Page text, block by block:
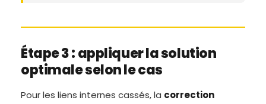
Étape 3 : appliquer la solution
optimale selon le cas
Pour les liens internes cassés, la correction